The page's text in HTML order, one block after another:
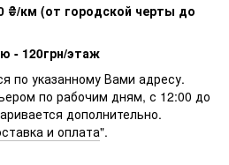
₴/км (от городской черты до
- 120грн/этаж
по указанному Вами адресу.
по рабочим дням, с 12:00 до
дополнительно.
и оплата".